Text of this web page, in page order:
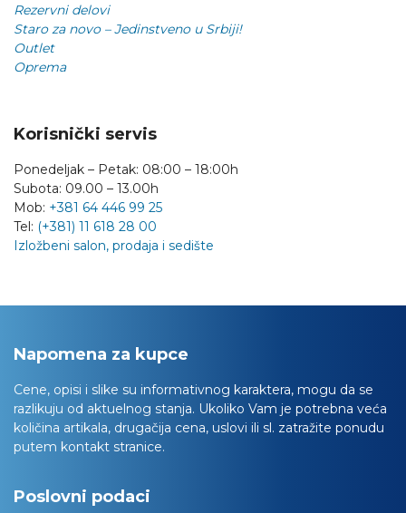
Rezervni delovi
Staro za novo – Jedinstveno u Srbiji!
Outlet
Oprema
Korisnički servis
Ponedeljak – Petak: 08:00 – 18:00h
Subota: 09.00 – 13.00h
Mob: +381 64 446 99 25
Tel: (+381) 11 618 28 00
Izložbeni salon, prodaja i sedište
Napomena za kupce
Cene, opisi i slike su informativnog karaktera, mogu da se
razlikuju od aktuelnog stanja. Ukoliko Vam je potrebna veća
količina artikala, drugačija cena, uslovi ili sl. zatražite ponudu
putem kontakt stranice.
Poslovni podaci